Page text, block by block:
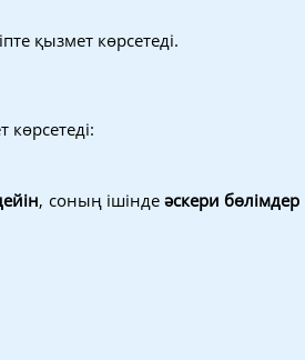
қызмет көрсетеді.
, соның ішінде әскери бөлімдер